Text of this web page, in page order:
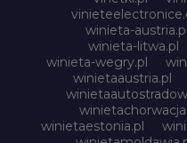
winieta-austria.pl
winieta-litwa.pl
winieta-wegry.pl
winietaaustria.pl
winietaestonia.pl